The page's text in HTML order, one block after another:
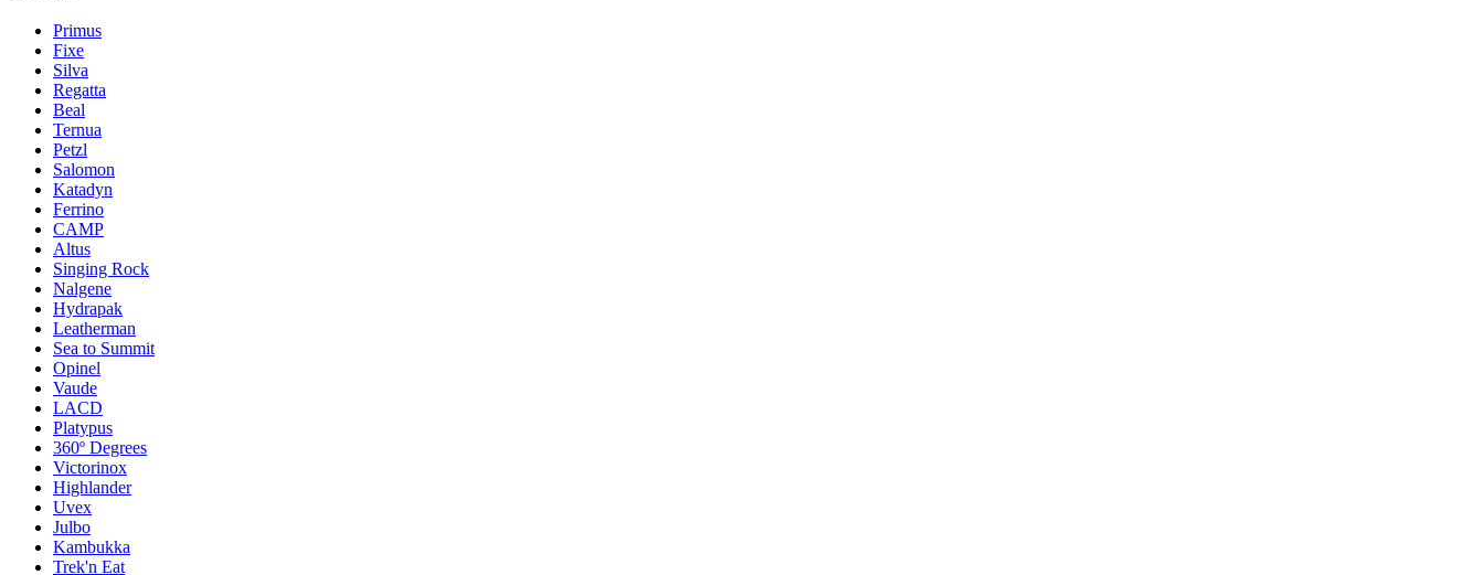
Primus
Fixe
Silva
Regatta
Beal
Ternua
Petzl
Salomon
Katadyn
Ferrino
CAMP
Altus
Singing Rock
Nalgene
Hydrapak
Leatherman
Sea to Summit
Opinel
Vaude
LACD
Platypus
360º Degrees
Victorinox
Highlander
Uvex
Julbo
Kambukka
Trek'n Eat